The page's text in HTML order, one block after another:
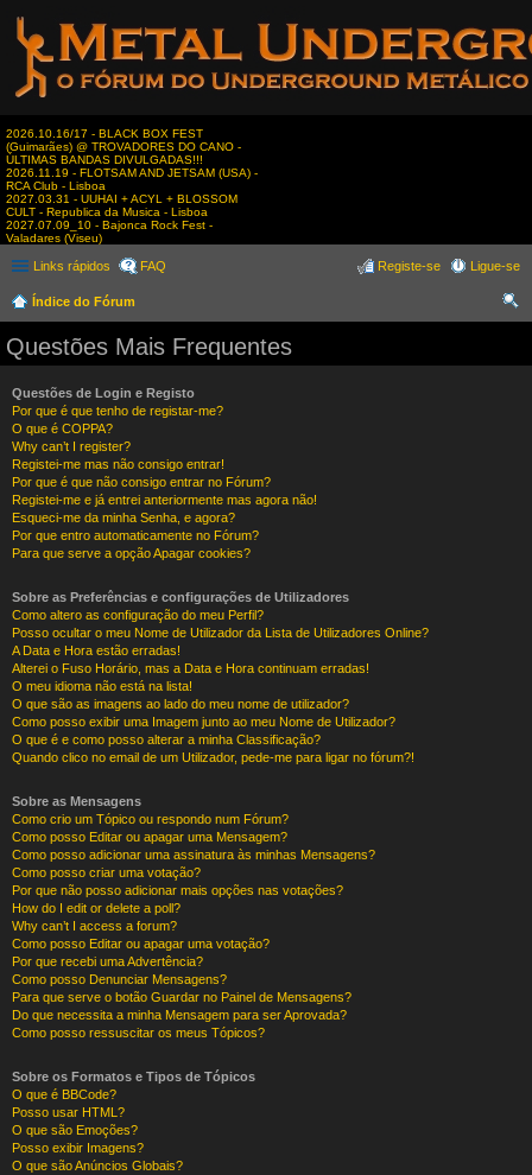
2026.10.16/17 - BLACK BOX FEST
(Guimarães) @ TROVADORES DO CANO -
ÚLTIMAS BANDAS DIVULGADAS!!!
2026.11.19 - FLOTSAM AND JETSAM (USA) -
RCA Club - Lisboa
2027.03.31 - UUHAI + ACYL + BLOSSOM
CULT - Republica da Musica - Lisboa
2027.07.09_10 - Bajonca Rock Fest -
Valadares (Viseu)
Links rápidos FAQ Ligue-se
Registe-se
Índice do Fórum
Questões Mais Frequentes
Questões de Login e Registo
Por que é que tenho de registar-me?
O que é COPPA?
Why can’t I register?
Registei-me mas não consigo entrar!
Por que é que não consigo entrar no Fórum?
Registei-me e já entrei anteriormente mas agora não!
Esqueci-me da minha Senha, e agora?
Por que entro automaticamente no Fórum?
Para que serve a opção Apagar cookies?
Sobre as Preferências e configurações de Utilizadores
Como altero as configuração do meu Perfil?
Posso ocultar o meu Nome de Utilizador da Lista de Utilizadores Online?
A Data e Hora estão erradas!
Alterei o Fuso Horário, mas a Data e Hora continuam erradas!
O meu idioma não está na lista!
O que são as imagens ao lado do meu nome de utilizador?
Como posso exibir uma Imagem junto ao meu Nome de Utilizador?
O que é e como posso alterar a minha Classificação?
Quando clico no email de um Utilizador, pede-me para ligar no fórum?!
Sobre as Mensagens
Como crio um Tópico ou respondo num Fórum?
Como posso Editar ou apagar uma Mensagem?
Como posso adicionar uma assinatura às minhas Mensagens?
Como posso criar uma votação?
Por que não posso adicionar mais opções nas votações?
How do I edit or delete a poll?
Why can’t I access a forum?
Como posso Editar ou apagar uma votação?
Por que recebi uma Advertência?
Como posso Denunciar Mensagens?
Para que serve o botão Guardar no Painel de Mensagens?
Do que necessita a minha Mensagem para ser Aprovada?
Como posso ressuscitar os meus Tópicos?
Sobre os Formatos e Tipos de Tópicos
O que é BBCode?
Posso usar HTML?
O que são Emoções?
Posso exibir Imagens?
O que são Anúncios Globais?